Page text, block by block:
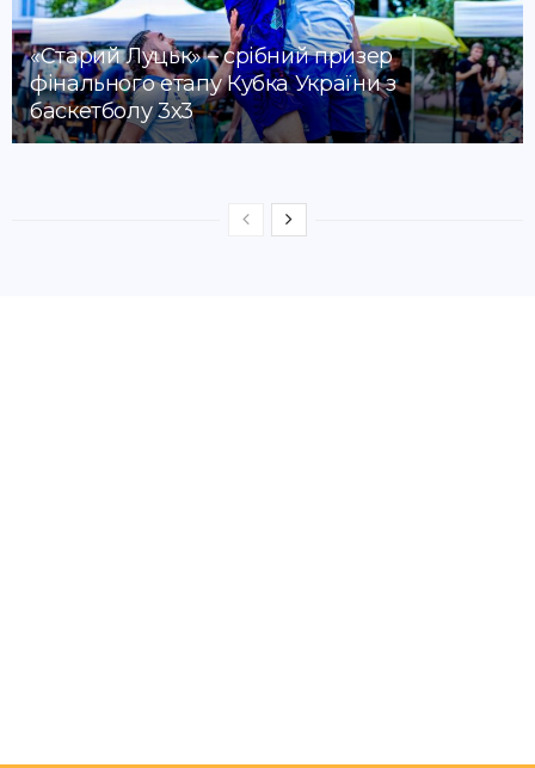
«Старий Луцьк» – срібний призер
фінального етапу Кубка України з
баскетболу 3х3